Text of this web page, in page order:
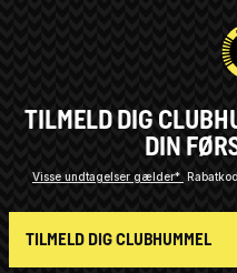
TILMELD DIG
DIN
Visse undtagelser gælder*
TILMELD DIG CLUBHUMMEL